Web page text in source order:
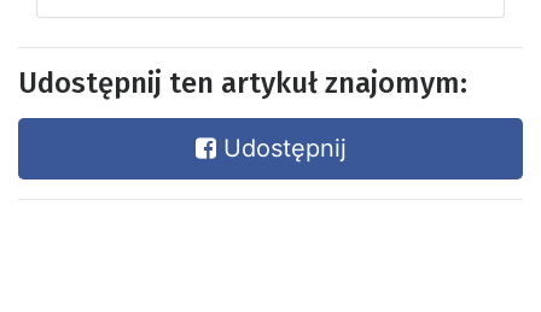
Udostępnij ten artykuł znajomym:
Udostępnij